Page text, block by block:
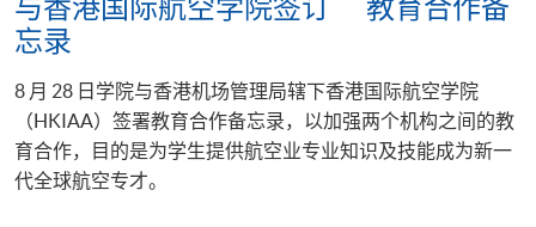
与香港国际航空学院签订 教育合作备
忘录
8 月 28 日学院与香港机场管理局辖下香港国际航空学院
（HKIAA）签署教育合作备忘录，以加强两个机构之间的教
育合作，目的是为学生提供航空业专业知识及技能成为新一
代全球航空专才。